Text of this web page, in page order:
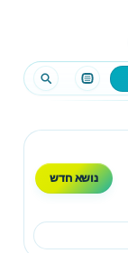
נושא חדש